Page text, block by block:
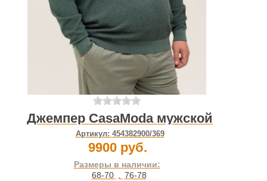
Джемпер CasaModa мужской
Артикул: 454382900/369
9900 руб.
Размеры в наличии:
68-70 , 76-78